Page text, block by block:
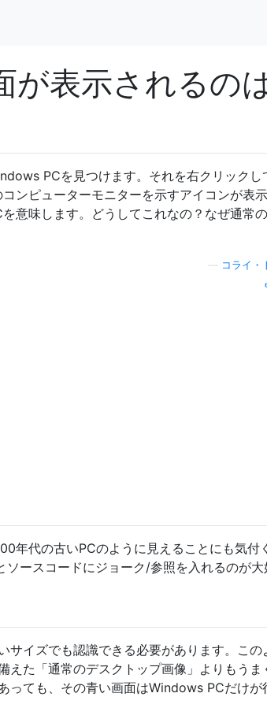
が表示されるの
PCを見つけます。それを右クリックし
ンピューターモニターを示すアイコンが表
意味します。どうしてこれなの？なぜ通常
コライ・
年代の古いPCのように見えることにも気付
ースコードにジョーク/参照を入れるのが
サイズでも認識できる必要があります。この
えた「通常のデスクトップ画像」よりもうま
っても、その青い画面はWindows PCだけが